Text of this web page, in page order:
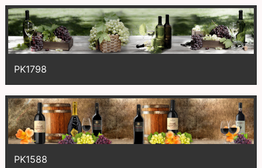
PK1798
PK1588